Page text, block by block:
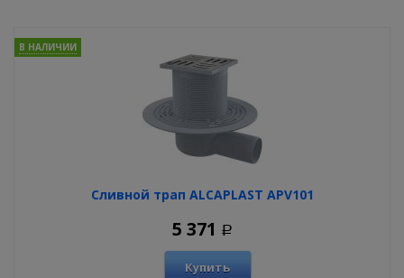
Сливной трап ALCAPLAST APV101
В НАЛИЧИИ
5 371 Р
Купить